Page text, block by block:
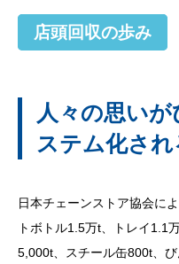
店頭回収の歩み
人々の思い
ステム化され
日本チェーンストア協会に
トボトル1.5万t、トレイ1.1
5,000t、スチール缶800t、